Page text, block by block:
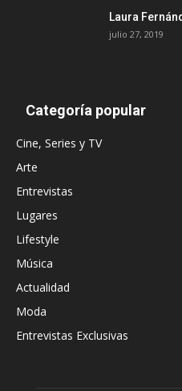
Laura
julio 27, 2019
Categoría popular
Cine, Series y TV
Arte
Entrevistas
Lugares
Lifestyle
Música
Actualidad
Moda
Entrevistas Exclusivas